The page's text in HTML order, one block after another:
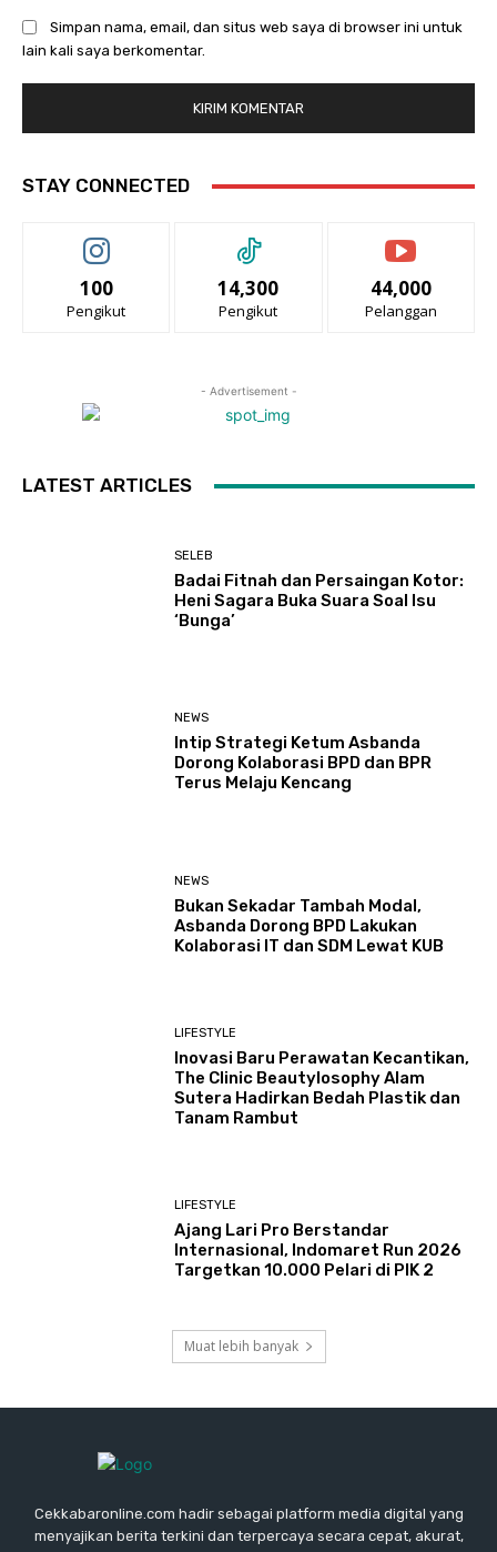
Simpan nama, email, dan situs web saya di browser ini untuk
lain kali saya berkomentar.
STAY CONNECTED
100
Pengikut
14,300
Pengikut
44,000
Pelanggan
- Advertisement -
LATEST ARTICLES
SELEB
Badai Fitnah dan Persaingan Kotor:
Heni Sagara Buka Suara Soal Isu
‘Bunga’
NEWS
Intip Strategi Ketum Asbanda
Dorong Kolaborasi BPD dan BPR
Terus Melaju Kencang
NEWS
Bukan Sekadar Tambah Modal,
Asbanda Dorong BPD Lakukan
Kolaborasi IT dan SDM Lewat KUB
LIFESTYLE
Inovasi Baru Perawatan Kecantikan,
The Clinic Beautylosophy Alam
Sutera Hadirkan Bedah Plastik dan
Tanam Rambut
LIFESTYLE
Ajang Lari Pro Berstandar
Internasional, Indomaret Run 2026
Targetkan 10.000 Pelari di PIK 2
Muat lebih banyak
Cekkabaronline.com hadir sebagai platform media digital yang
menyajikan berita terkini dan terpercaya secara cepat, akurat,